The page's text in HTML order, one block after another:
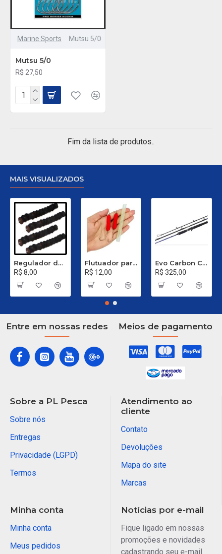
Marine Sports Mutsu 5/0
Mutsu 5/0
R$ 27,50
Fim da lista de produtos..
MAIS VISUALIZADOS
Regulador de Chumbada STOP Nº 1
R$ 8,00
Flutuador para Salsicha Nº 9
R$ 12,00
Evo Carbon C 661 XH - 40 a 80 Libras
R$ 325,00
Entre em nossas redes Meios de pagamento
Sobre a PL Pesca
Sobre nós
Entregas
Privacidade (LGPD)
Termos
Atendimento ao
cliente
Contato
Devoluções
Mapa do site
Marcas
Minha conta
Minha conta
Meus pedidos
Notícias por e-mail
Fique ligado em nossas
promoções e novidades
cadastrando seu e-mail.